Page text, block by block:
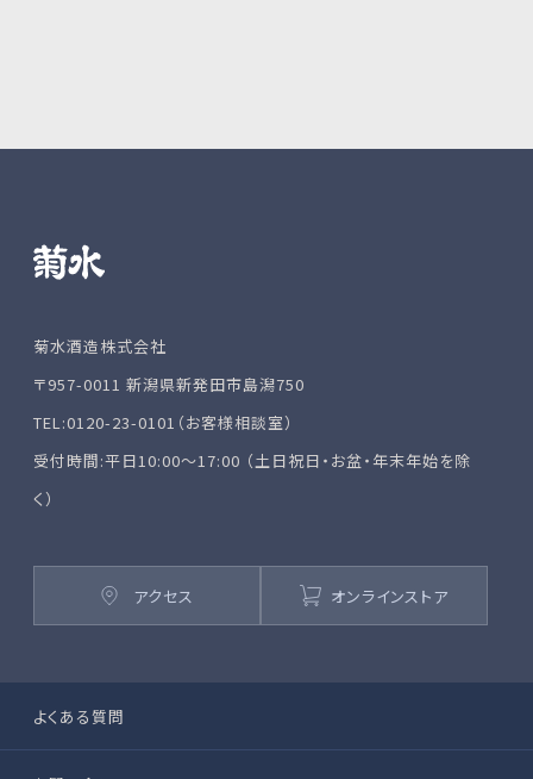
菊水酒造株式会社
〒957-0011 新潟県新発田市島潟750
TEL:0120-23-0101（お客様相談室）
受付時間:平日10:00～17:00 （土日祝日・お盆・年末年始を除
く）
アクセス オンラインストア
よくある質問